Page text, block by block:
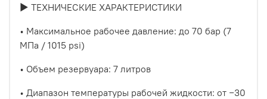
► ТЕХНИЧЕСКИЕ ХАРАКТЕРИСТИКИ
• Максимальное рабочее давление: до 70 бар (7
МПа / 1015 psi)
• Объем резервуара: 7 литров
• Диапазон температуры рабочей жидкости: от −30